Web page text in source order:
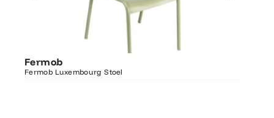
Fermob
Fermob Luxembourg Stoel
Ontdek Fermob
Luxembourg Stoel